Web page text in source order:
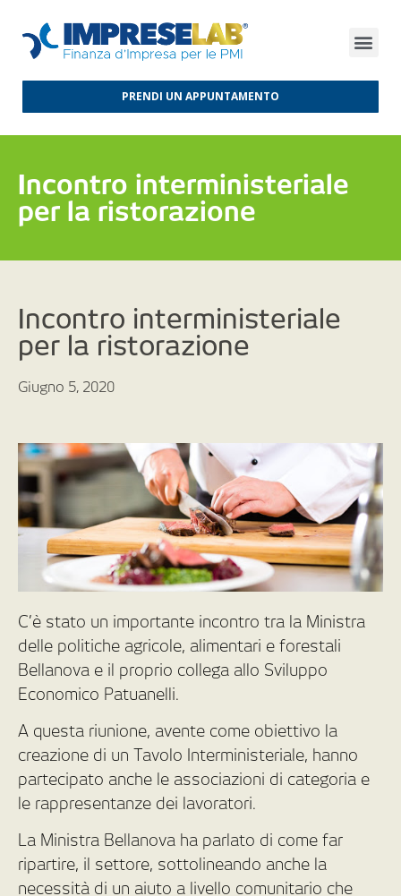
PRENDI UN APPUNTAMENTO
Incontro interministeriale
per la ristorazione
Incontro interministeriale
per la ristorazione
Giugno 5, 2020
C’è stato un importante incontro tra la Ministra
delle politiche agricole, alimentari e forestali
Bellanova e il proprio collega allo Sviluppo
Economico Patuanelli.
A questa riunione, avente come obiettivo la
creazione di un Tavolo Interministeriale, hanno
partecipato anche le associazioni di categoria e
le rappresentanze dei lavoratori.
La Ministra Bellanova ha parlato di come far
ripartire, il settore, sottolineando anche la
necessità di un aiuto a livello comunitario che